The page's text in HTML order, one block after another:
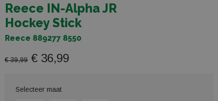
Reece IN-Alpha JR
Hockey Stick
Reece 889277 8550
€ 39,99 € 36,99
Selecteer maat